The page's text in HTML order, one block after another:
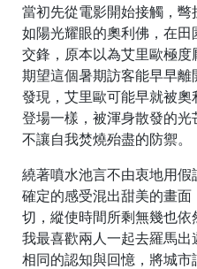
當初先從電影開始接觸，
如陽光耀眼的奧利佛，在
交鋒，原本以為艾里歐極
期望這個暑期訪客能早早
發現，艾里歐可能早就被
登場一樣，被渾身散發的
不讓自我焚燒殆盡的防禦。
繞著噴水池言不由衷地用
確定的感受混出甜美的畫
切，縱使時間所剩無幾也
我最喜歡兩人一起去羅馬
相同的認知與回憶，將城